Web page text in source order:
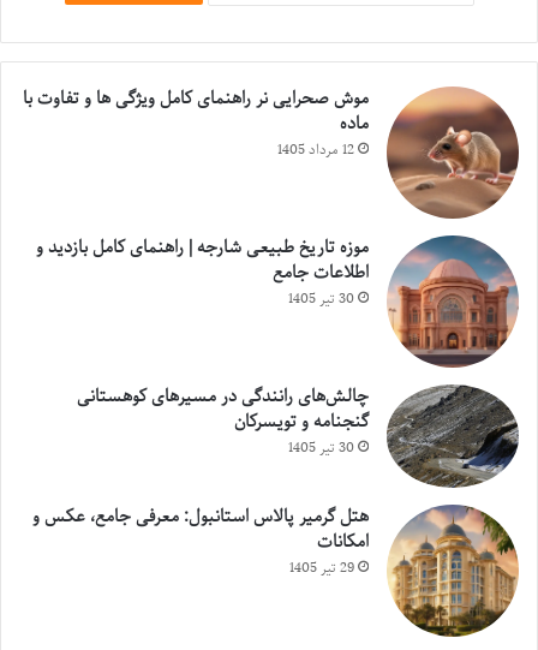
موش صحرایی نر راهنمای کامل ویژگی ها و تفاوت با
ماده
12 مرداد 1405
موزه تاریخ طبیعی شارجه | راهنمای کامل بازدید و
اطلاعات جامع
30 تیر 1405
چالش‌های رانندگی در مسیرهای کوهستانی
گنجنامه و تویسرکان
30 تیر 1405
هتل گرمیر پالاس استانبول: معرفی جامع، عکس و
امکانات
29 تیر 1405